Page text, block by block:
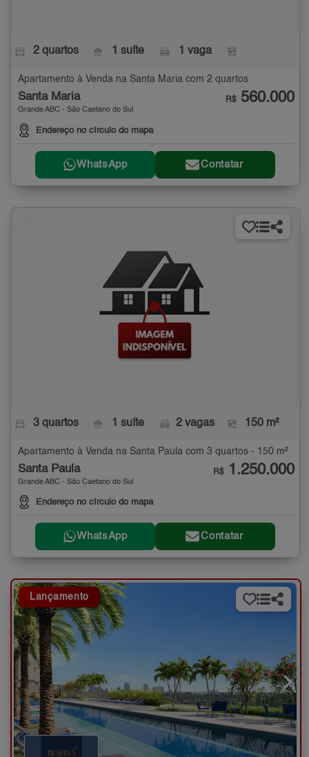
2 quartos 1 suíte 1 vaga
Apartamento à Venda na Santa Maria com 2 quartos
Santa Maria
Grande ABC - São Caetano do Sul
Endereço no círculo do mapa
R$ 560.000
WhatsApp Contatar
3 quartos 1 suíte 2 vagas 150 m²
Apartamento à Venda na Santa Paula com 3 quartos - 150 m²
Santa Paula
Grande ABC - São Caetano do Sul
Endereço no círculo do mapa
R$ 1.250.000
WhatsApp Contatar
Lançamento